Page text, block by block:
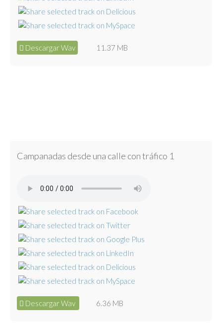
Descargar Wav 11.37 MB
Campanadas desde una calle con tráfico 1
Descargar Wav 6.36 MB